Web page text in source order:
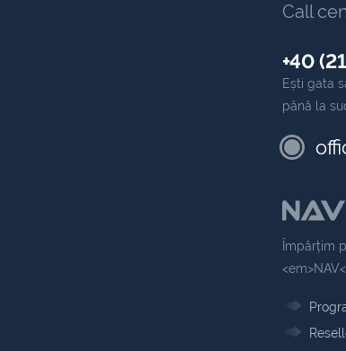
Call
+40
Ești gata
până la
Împărțim